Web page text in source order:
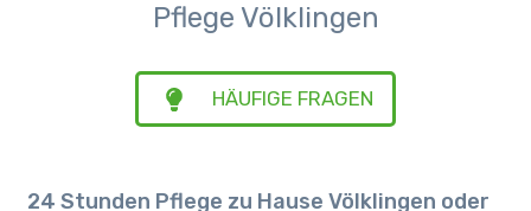
Pflege Völklingen
HÄUFIGE FRAGEN
24 Stunden Pflege zu Hause Völklingen oder